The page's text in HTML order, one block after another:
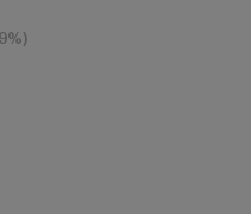
197,00 DKK